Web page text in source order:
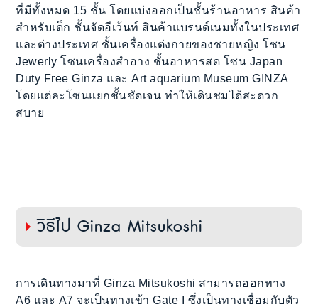
ที่มีทั้งหมด 15 ชั้น โดยแบ่งออกเป็นชั้นร้านอาหาร สินค้า
สำหรับเด็ก ชั้นจัดอีเว้นท์ สินค้าแบรนด์เนมทั้งในประเทศ
และต่างประเทศ ชั้นเครื่องแต่งกายของชายหญิง โซน
Jewerly โซนเครื่องสำอาง ชั้นอาหารสด โซน Japan
Duty Free Ginza และ Art aquarium Museum GINZA
โดยแต่ละโซนแยกชั้นชัดเจน ทำให้เดินชมได้สะดวก
สบาย
วิธีไป Ginza Mitsukoshi
การเดินทางมาที่ Ginza Mitsukoshi สามารถออกทาง
A6 และ A7 จะเป็นทางเข้า Gate I ซึ่งเป็นทางเชื่อมกับตัว